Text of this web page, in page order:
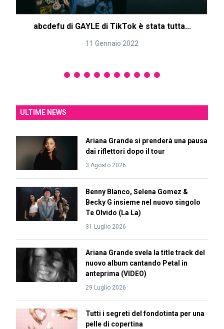
abcdefu di GAYLE di TikTok è stata tutta...
11 Gennaio 2022
ULTIME NEWS
Ariana Grande si prenderà una pausa
dai riflettori dopo il tour
3 Agosto 2026
Benny Blanco, Selena Gomez &
Becky G insieme nel nuovo singolo
Te Olvido (La La)
31 Luglio 2026
Ariana Grande svela la title track del
nuovo album cantando Petal in
anteprima (VIDEO)
29 Luglio 2026
Tutti i segreti del fondotinta per una
pelle di copertina